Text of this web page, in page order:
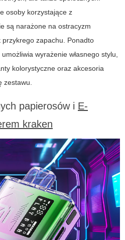
osoby korzystające z
są narażone na ostracyzm
przykrego zapachu. Ponadto
umożliwia wyrażenie własnego stylu,
kolorystyczne oraz akcesoria
zestawu.
papierosów i E-
kraken